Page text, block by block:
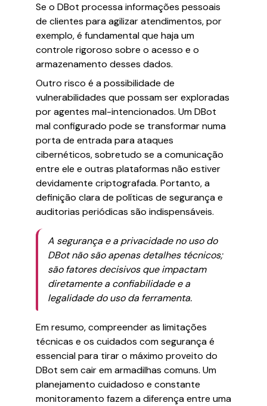
Se o DBot processa informações pessoais
de clientes para agilizar atendimentos, por
exemplo, é fundamental que haja um
controle rigoroso sobre o acesso e o
armazenamento desses dados.
Outro risco é a possibilidade de
vulnerabilidades que possam ser exploradas
por agentes mal-intencionados. Um DBot
mal configurado pode se transformar numa
porta de entrada para ataques
cibernéticos, sobretudo se a comunicação
entre ele e outras plataformas não estiver
devidamente criptografada. Portanto, a
definição clara de políticas de segurança e
auditorias periódicas são indispensáveis.
A segurança e a privacidade no uso do
DBot não são apenas detalhes técnicos;
são fatores decisivos que impactam
diretamente a confiabilidade e a
legalidade do uso da ferramenta.
Em resumo, compreender as limitações
técnicas e os cuidados com segurança é
essencial para tirar o máximo proveito do
DBot sem cair em armadilhas comuns. Um
planejamento cuidadoso e constante
monitoramento fazem a diferença entre uma